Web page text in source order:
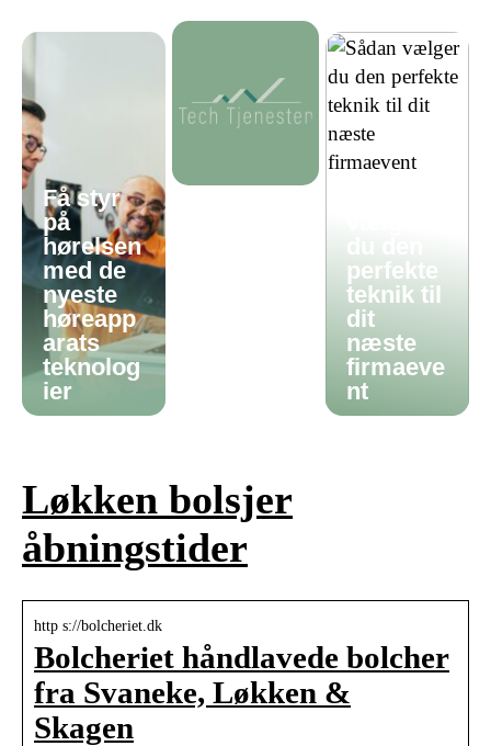
Få styr
på
hørelsen
med de
nyeste
høreapp
arats
teknolog
ier
perfekte
teknik til
dit
næste
firmaeve
nt
Løkken bolsjer
åbningstider
http s://bolcheriet.dk
Bolcheriet håndlavede bolcher
fra Svaneke, Løkken &
Skagen